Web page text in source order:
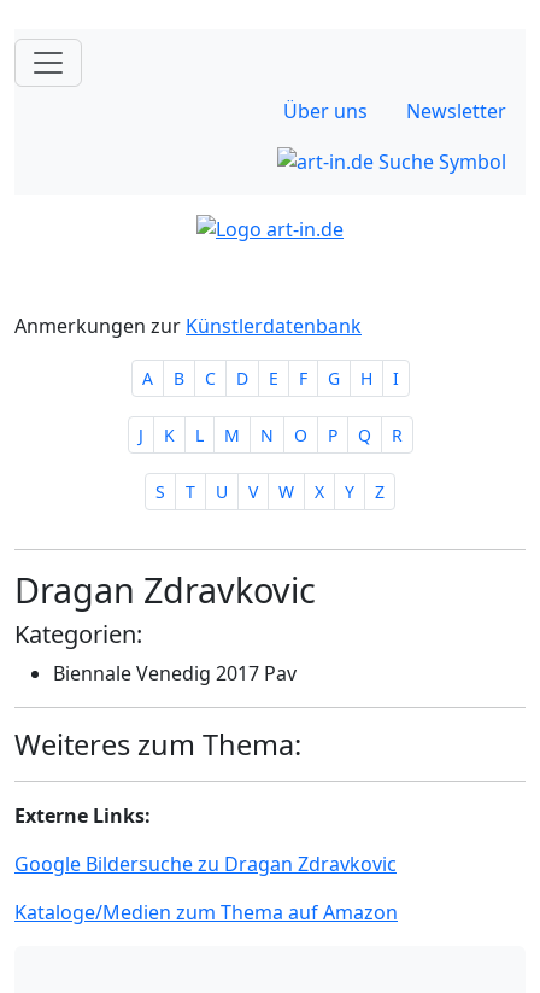
Über uns Newsletter
Anmerkungen zur Künstlerdatenbank
A B C D E F G H I
J K L M N O P Q R
S T U V W X Y Z
Dragan Zdravkovic
Kategorien:
Biennale Venedig 2017 Pav
Weiteres zum Thema:
Externe Links:
Google Bildersuche zu Dragan Zdravkovic
Kataloge/Medien zum Thema auf Amazon